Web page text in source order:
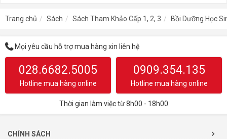
Trang chủ Sách Sách Tham Khảo Cấp 1, 2, 3 Bồi Dưỡng Học
Mọi yêu cầu hỗ trợ mua hàng xin liên hệ
028.6682.5005
Hotline mua hàng online
0909.354.135
Hotline mua hàng online
Thời gian làm việc từ 8h00 - 18h00
CHÍNH SÁCH